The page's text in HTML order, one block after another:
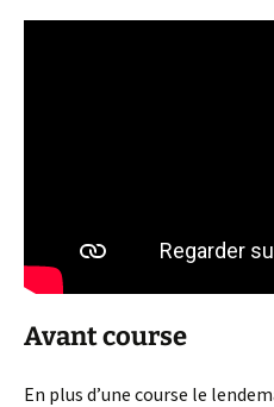
Avant course
En plus d’une course le